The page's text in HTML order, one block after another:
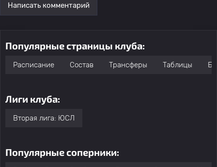
Написать комментарий
Популярные страницы клуба:
Расписание Состав Трансферы Таблицы
Лиги клуба:
Вторая лига: ЮСЛ
Популярные соперники: